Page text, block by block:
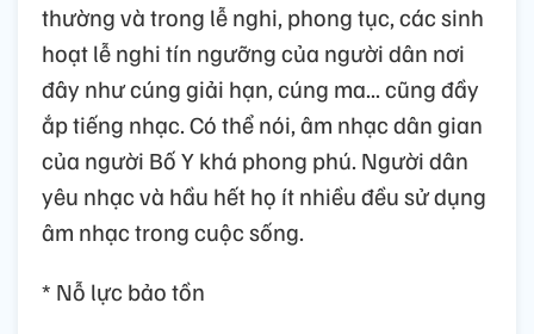
thường và trong lễ nghi, phong tục, các sinh
hoạt lễ nghi tín ngưỡng của người dân nơi
đây như cúng giải hạn, cúng ma... cũng đầy
ắp tiếng nhạc. Có thể nói, âm nhạc dân gian
của người Bố Y khá phong phú. Người dân
yêu nhạc và hầu hết họ ít nhiều đều sử dụng
âm nhạc trong cuộc sống.
* Nỗ lực bảo tồn